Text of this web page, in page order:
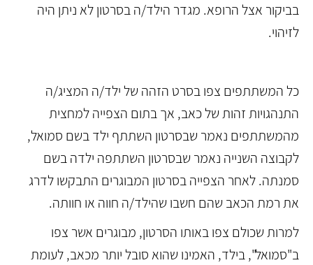
בביקור אצל הרופא. מגדר הילד/ה בסרטון לא ניתן היה
לזיהוי.
כל המשתתפים צפו בסרט הזהה של ילד/ה המציג/ה
התנהגויות זהות של כאב, אך בתום הצפייה למחצית
מהמשתתפים נאמר שבסרטון השתתף ילד בשם סמואל,
לקבוצה השנייה נאמר שבסרטון השתתפה ילדה בשם
סמנתה. לאחר הצפייה בסרטון המבוגרים התבקשו לדרג
את רמת הכאב שהם חשבו שהילד/ה חווה או חוותה.
למרות שכולם צפו באותו הסרטון, מבוגרים אשר צפו
ב"סמואל", בילד, האמינו שהוא סובל יותר מכאב, לעומת